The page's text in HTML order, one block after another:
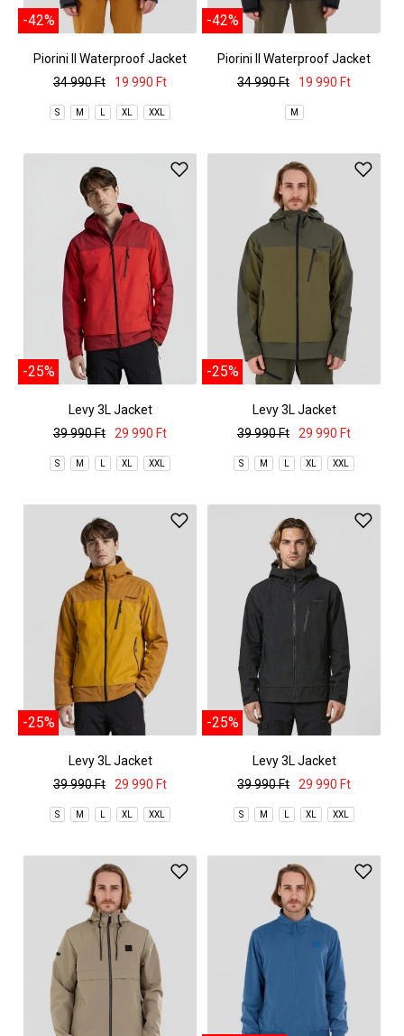
-42%
Piorini II Waterproof Jacket
34 990 Ft
19 990 Ft
S M L XL XXL
-42%
Piorini II Waterproof Jacket
34 990 Ft
19 990 Ft
M
-25%
Levy 3L Jacket
39 990 Ft
29 990 Ft
S M L XL XXL
-25%
Levy 3L Jacket
39 990 Ft
29 990 Ft
S M L XL XXL
-25%
Levy 3L Jacket
39 990 Ft
29 990 Ft
S M L XL XXL
-25%
Levy 3L Jacket
39 990 Ft
29 990 Ft
S M L XL XXL